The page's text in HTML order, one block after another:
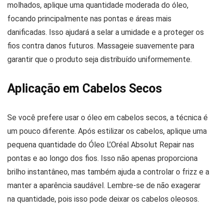
molhados, aplique uma quantidade moderada do óleo,
focando principalmente nas pontas e áreas mais
danificadas. Isso ajudará a selar a umidade e a proteger os
fios contra danos futuros. Massageie suavemente para
garantir que o produto seja distribuído uniformemente.
Aplicação em Cabelos Secos
Se você prefere usar o óleo em cabelos secos, a técnica é
um pouco diferente. Após estilizar os cabelos, aplique uma
pequena quantidade do Óleo L’Oréal Absolut Repair nas
pontas e ao longo dos fios. Isso não apenas proporciona
brilho instantâneo, mas também ajuda a controlar o frizz e a
manter a aparência saudável. Lembre-se de não exagerar
na quantidade, pois isso pode deixar os cabelos oleosos.